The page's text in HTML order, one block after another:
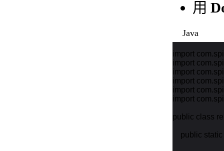
用
Java
import
import
import
import
import
import
public class
public